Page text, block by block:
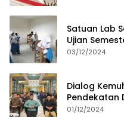
Satuan Lab
Ujian
Proses
03/12/2024
Dialog
Pendekatan
01/12/2024